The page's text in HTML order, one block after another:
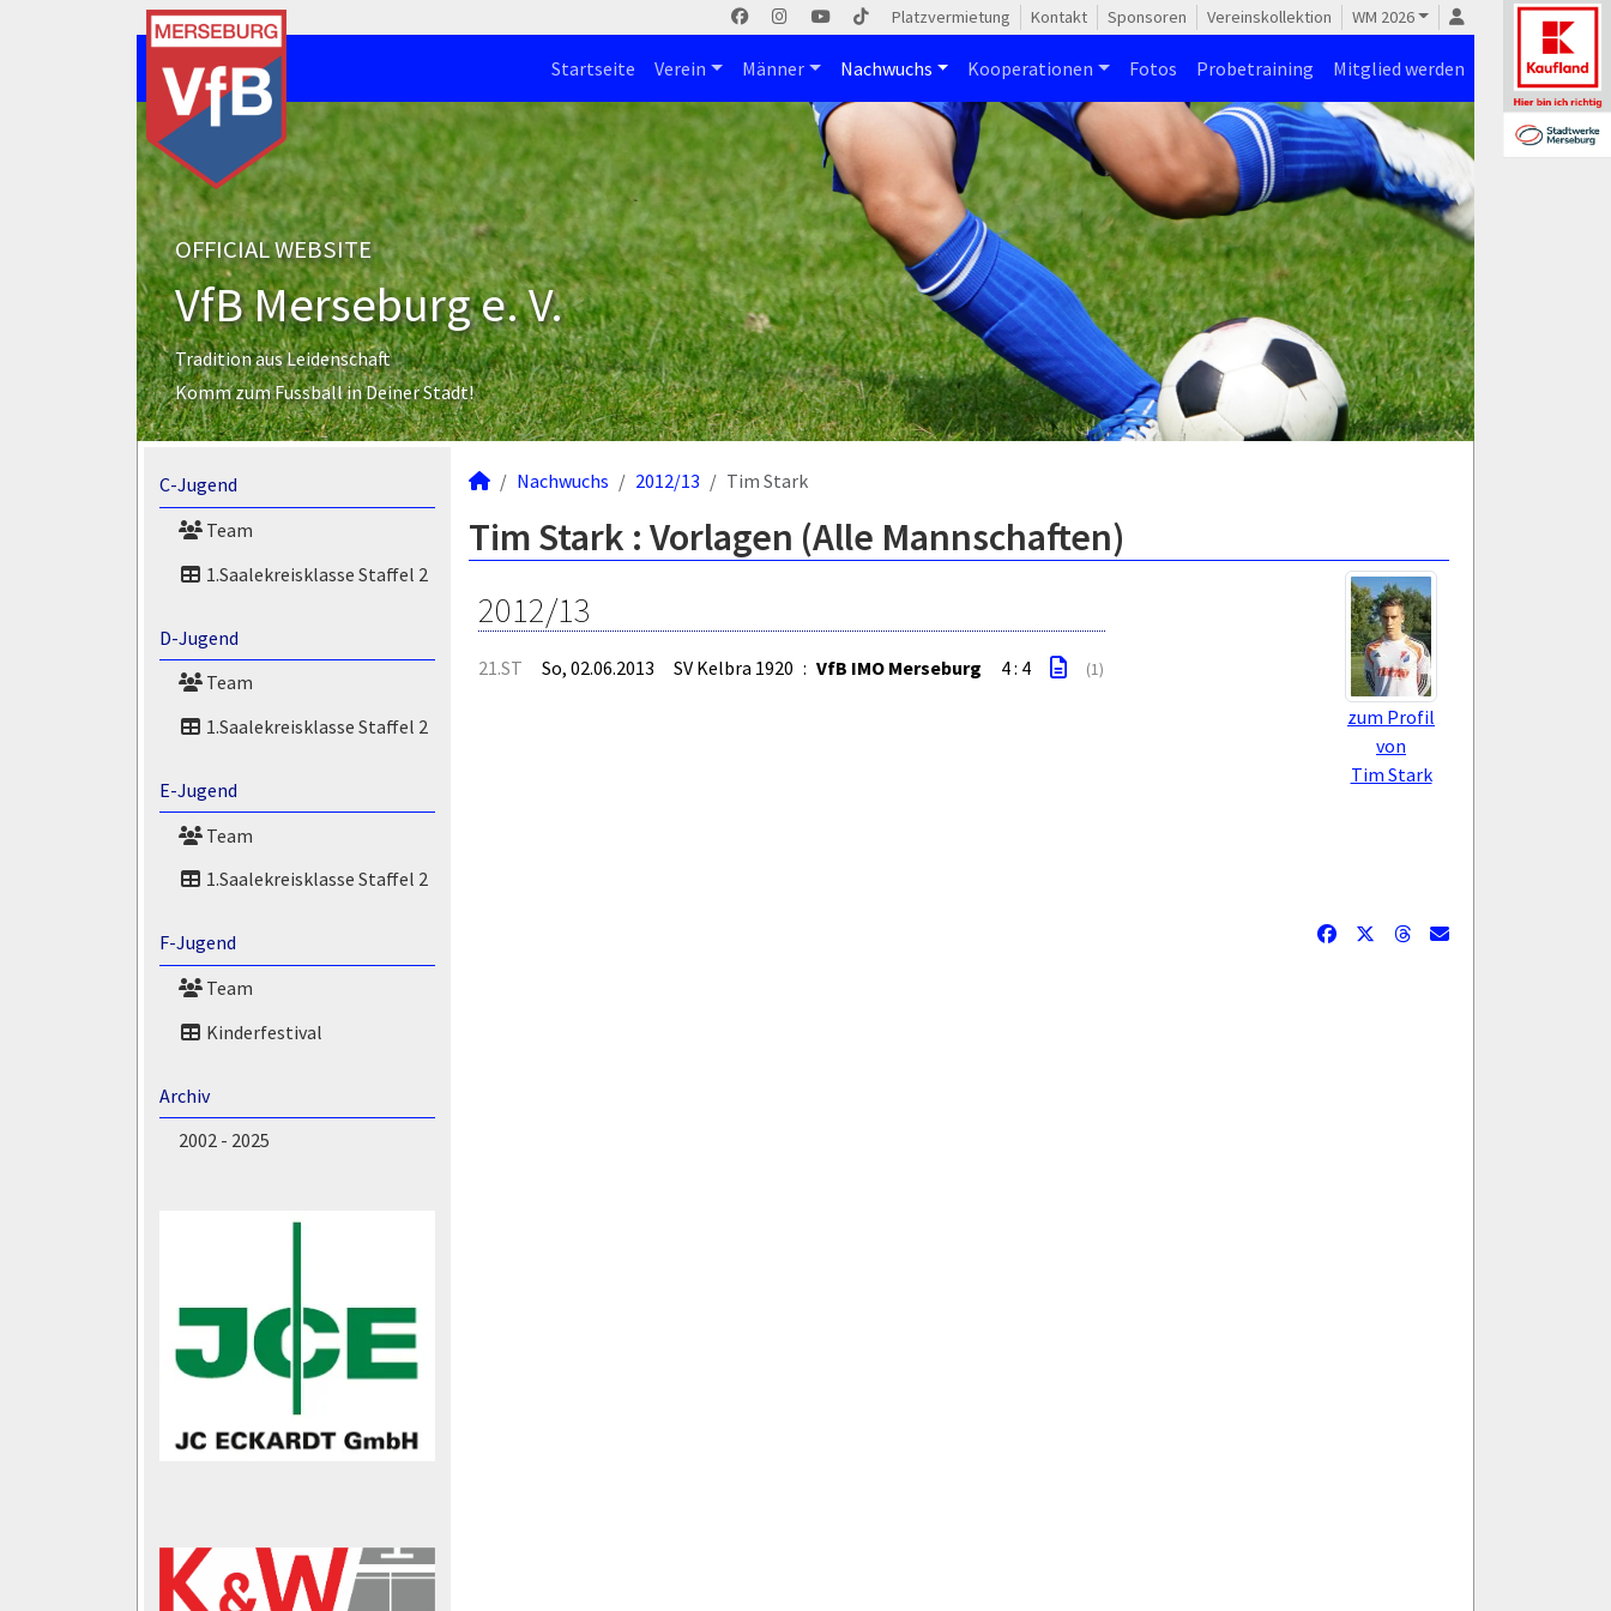
Platzvermietung Kontakt Sponsoren Vereinskollektion WM 2026
Startseite Verein Männer Nachwuchs Kooperationen Fotos Probetraining Mitglied werden
OFFICIAL WEBSITE
VfB Merseburg e. V.
Tradition aus Leidenschaft
Komm zum Fussball in Deiner Stadt!
C-Jugend
Team
1.Saalekreisklasse Staffel 2
D-Jugend
Team
1.Saalekreisklasse Staffel 2
E-Jugend
Team
1.Saalekreisklasse Staffel 2
F-Jugend
Team
Kinderfestival
Archiv
2002 - 2025
Nachwuchs 2012/13 Tim Stark
Tim Stark : Vorlagen (Alle Mannschaften)
zum Profil
von
Tim Stark
2012/13
21.ST So, 02.06.2013 SV Kelbra 1920 : VfB IMO Merseburg 4 : 4 (1)